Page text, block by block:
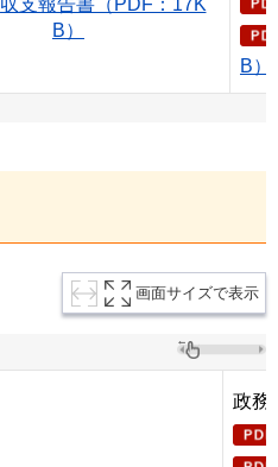
B）
B）
画面サイズで表示
政務